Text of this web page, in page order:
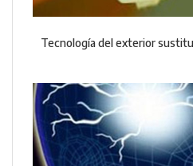
Tecnología del exterior